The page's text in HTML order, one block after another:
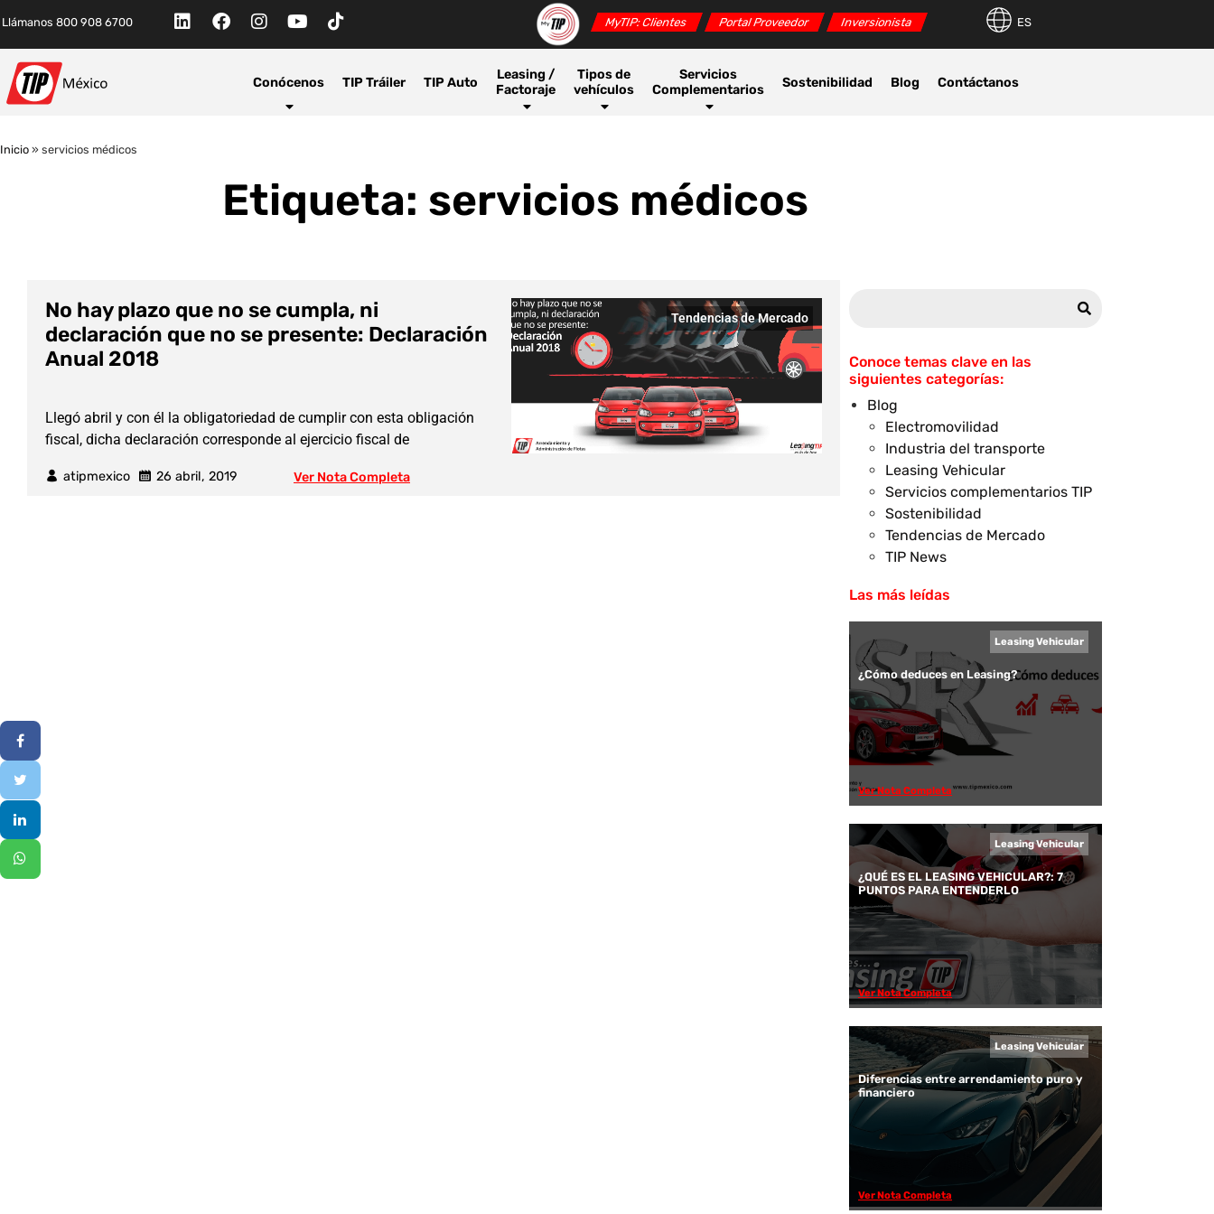
Llámanos 800 908 6700 MyTIP: Clientes Portal Proveedor Inversionista ES
Conócenos TIP Tráiler TIP Auto
Leasing /
Factoraje
Tipos de
vehículos
Servicios
Complementarios
Sostenibilidad Blog Contáctanos
Inicio » servicios médicos
Etiqueta: servicios médicos
No hay plazo que no se cumpla, ni
declaración que no se presente: Declaración
Anual 2018
atipmexico 26 abril, 2019
Tendencias de Mercado
Llegó abril y con él la obligatoriedad de cumplir con esta obligación
fiscal, dicha declaración corresponde al ejercicio fiscal de
Ver Nota Completa
Conoce temas clave en las
siguientes categorías:
Blog
Electromovilidad
Industria del transporte
Leasing Vehicular
Servicios complementarios TIP
Sostenibilidad
Tendencias de Mercado
TIP News
Las más leídas
Leasing Vehicular
¿Cómo deduces en Leasing?
Ver Nota Completa
Leasing Vehicular
¿QUÉ ES EL LEASING VEHICULAR?: 7
PUNTOS PARA ENTENDERLO
Ver Nota Completa
Leasing Vehicular
Diferencias entre arrendamiento puro y
financiero
Ver Nota Completa